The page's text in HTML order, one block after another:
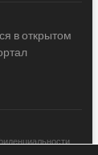
в открытом